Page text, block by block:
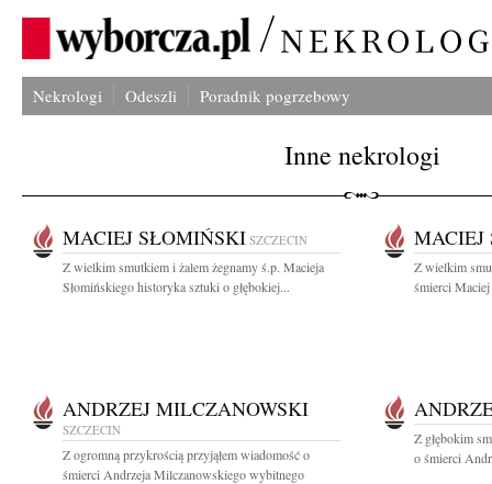
Nekrologi Odeszli Poradnik pogrzebowy
Inne nekrologi
MACIEJ SŁOMIŃSKI SZCZECIN
Z wielkim smutkiem i żalem żegnamy ś.p. Macieja
Słomińskiego historyka sztuki o głębokiej...
MACIEJ
Z wielkim
śmierci Maciej
ANDRZEJ MILCZANOWSKI
SZCZECIN
Z ogromną przykrością przyjąłem wiadomość o
śmierci Andrzeja Milczanowskiego wybitnego
Z głębokim
o śmierci